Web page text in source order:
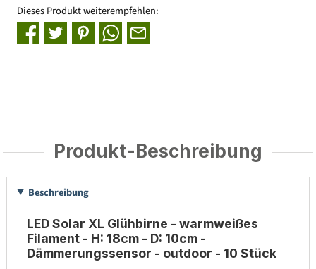
Dieses Produkt weiterempfehlen:
Produkt-Beschreibung
Beschreibung
LED Solar XL Glühbirne - warmweißes
Filament - H: 18cm - D: 10cm -
Dämmerungssensor - outdoor - 10 Stück